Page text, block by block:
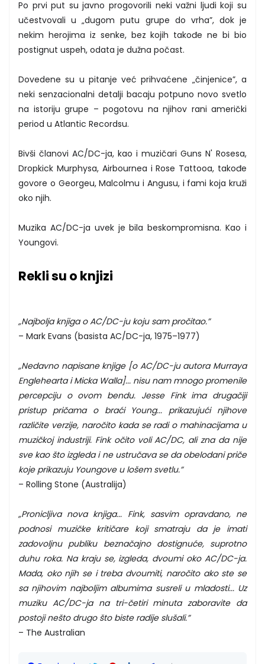
Po prvi put su javno progovorili neki važni ljudi koji su
učestvovali u „dugom putu grupe do vrha”, dok je
nekim herojima iz senke, bez kojih takođe ne bi bio
postignut uspeh, odata je dužna počast.
Dovedene su u pitanje već prihvaćene „činjenice”, a
neki senzacionalni detalji bacaju potpuno novo svetlo
na istoriju grupe – pogotovu na njihov rani američki
period u Atlantic Recordsu.
Bivši članovi AC/DC-ja, kao i muzičari Guns N' Rosesa,
Dropkick Murphysa, Airbournea i Rose Tattooa, takođe
govore o Georgeu, Malcolmu i Angusu, i fami koja kruži
oko njih.
Muzika AC/DC-ja uvek je bila beskompromisna. Kao i
Youngovi.
Rekli su o knjizi
„Najbolja knjiga o AC/DC-ju koju sam pročitao.”
– Mark Evans (basista AC/DC-ja, 1975–1977)
„Nedavno napisane knjige [o AC/DC-ju autora Murraya
Englehearta i Micka Walla]... nisu nam mnogo promenile
percepciju o ovom bendu. Jesse Fink ima drugačiji
pristup pričama o braći Young... prikazujući njihove
različite verzije, naročito kada se radi o mahinacijama u
muzičkoj industriji. Fink očito voli AC/DC, ali zna da nije
sve kao što izgleda i ne ustručava se da obelodani priče
koje prikazuju Youngove u lošem svetlu.”
– Rolling Stone (Australija)
„Pronicljiva nova knjiga... Fink, sasvim opravdano, ne
podnosi muzičke kritičare koji smatraju da je imati
zadovoljnu publiku beznačajno dostignuće, suprotno
duhu roka. Na kraju se, izgleda, dvoumi oko AC/DC-ja.
Mada, oko njih se i treba dvoumiti, naročito ako ste se
sa njihovim najboljim albumima susreli u mladosti... Uz
muziku AC/DC-ja na tri-četiri minuta zaboravite da
postoji nešto drugo što biste radije slušali.”
– The Australian